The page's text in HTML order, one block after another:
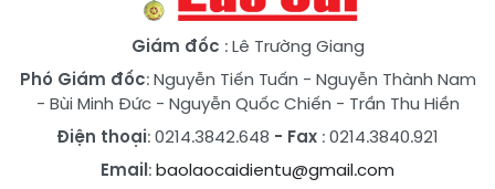
Giám đốc : Lê Trường Giang
Phó Giám đốc:Nguyễn Tiến Tuấn - Nguyễn Thành Nam
- Bùi Minh Đức- Nguyễn Quốc Chiến - Trần Thu Hiền
Điện thoại: 0214.3842.648 - Fax : 0214.3840.921
Email:baolaocaidientu@gmail.com